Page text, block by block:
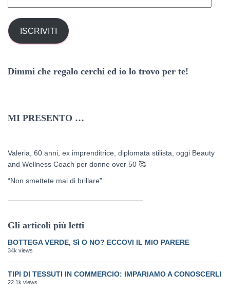
:
i
r
z
a
ISCRIVITI
Dimmi che regalo cerchi ed io lo trovo per te!
MI PRESENTO …
Valeria, 60 anni, ex imprenditrice, diplomata stilista, oggi Beauty
and Wellness Coach per donne over 50 🥰
“Non smettete mai di brillare”
Gli articoli più letti
BOTTEGA VERDE, Sì O NO? ECCOVI IL MIO PARERE
34k views
TIPI DI TESSUTI IN COMMERCIO: IMPARIAMO A CONOSCERLI
22.1k views